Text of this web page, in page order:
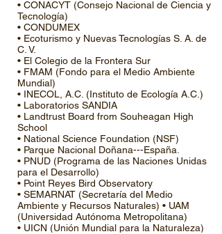
• CONACYT (Consejo Nacional de Ciencia y
Tecnología)
• CONDUMEX
• Ecoturismo y Nuevas Tecnologías S. A. de
C. V.
• El Colegio de la Frontera Sur
• FMAM (Fondo para el Medio Ambiente
Mundial)
• INECOL, A.C. (Instituto de Ecología A.C.)
• Laboratorios SANDIA
• Landtrust Board from Souheagan High
School
• National Science Foundation (NSF)
• Parque Nacional Doñana---España.
• PNUD (Programa de las Naciones Unidas
para el Desarrollo)
• Point Reyes Bird Observatory
• SEMARNAT (Secretaría del Medio
Ambiente y Recursos Naturales) • UAM
(Universidad Autónoma Metropolitana)
• UICN (Unión Mundial para la Naturaleza)